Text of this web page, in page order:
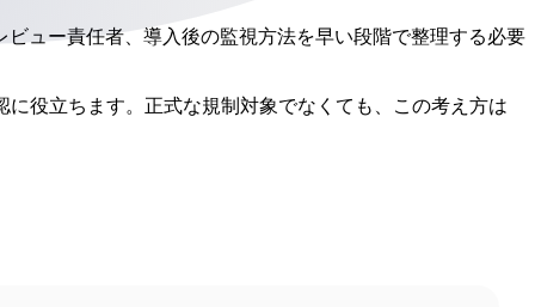
ュー責任者、導入後の監視方法を早い段階で整理する必要
に役立ちます。正式な規制対象でなくても、この考え方は